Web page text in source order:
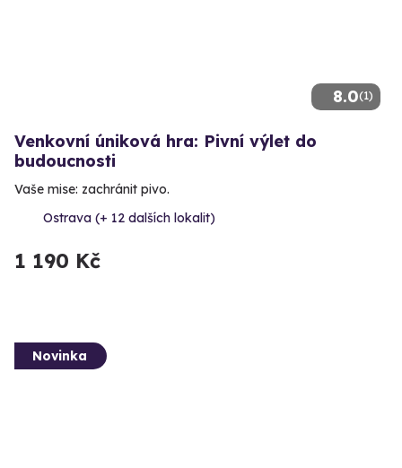
8.0(1)
Venkovní úniková hra: Pivní výlet do
budoucnosti
Vaše mise: zachránit pivo.
Ostrava (+ 12 dalších lokalit)
1 190 Kč
Novinka